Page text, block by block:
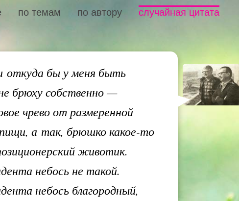
по темам по автору случайная цитата
бы у меня быть
брюху собственно —
чрево от размеренной
а так, брюшко какое-то
животик.
небось не такой.
небось благородный,